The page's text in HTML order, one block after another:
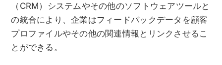
（CRM）システムやその他のソフトウェアツールと
の統合により、企業はフィードバックデータを顧客
プロファイルやその他の関連情報とリンクさせるこ
とができる。